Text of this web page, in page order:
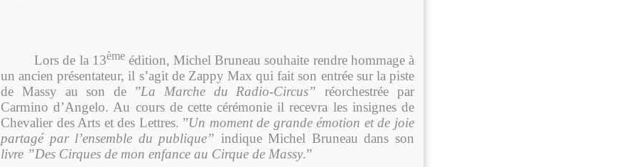
Lors de la 13èmeédition, Michel Bruneau souhaite rendre hommage à
un ancien présentateur, il s’agit de Zappy Max qui fait son entrée sur la piste
de Massy au son de ”La Marche du Radio-Circus”réorchestrée par
Carmino d’Angelo. Au cours de cette cérémonie il recevra les insignes de
Chevalier des Arts et des Lettres. ”Un moment de grande émotion et de joie
partagé par l’ensemble du publique” indique Michel Bruneau dans son
livre ”Des Cirques de mon enfance au Cirque de Massy.”